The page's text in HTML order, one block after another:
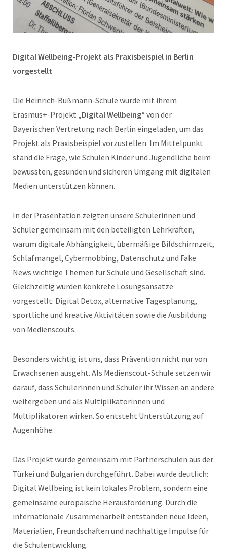
Digital Wellbeing-Projekt als Praxisbeispiel in Berlin
vorgestellt
Die Heinrich-Bußmann-Schule wurde mit ihrem
Erasmus+-Projekt „Digital Wellbeing“ von der
Bayerischen Vertretung nach Berlin eingeladen, um das
Projekt als Praxisbeispiel vorzustellen. Im Mittelpunkt
stand die Frage, wie Schulen Kinder und Jugendliche beim
bewussten, gesunden und sicheren Umgang mit digitalen
Medien unterstützen können.
In der Präsentation zeigten unsere Schülerinnen und
Schüler gemeinsam mit den beteiligten Lehrkräften,
warum digitale Abhängigkeit, übermäßige Bildschirmzeit,
Schlafmangel, Cybermobbing, Datenschutz und Fake
News wichtige Themen für Schule und Gesellschaft sind.
Gleichzeitig wurden konkrete Lösungsansätze
vorgestellt: Digital Detox, alternative Tagesplanung,
sportliche und kreative Aktivitäten sowie die Ausbildung
von Medienscouts.
Besonders wichtig ist uns, dass Prävention nicht nur von
Erwachsenen ausgeht. Als Medienscout-Schule setzen wir
darauf, dass Schülerinnen und Schüler ihr Wissen an andere
weitergeben und als Multiplikatorinnen und
Multiplikatoren wirken. So entsteht Unterstützung auf
Augenhöhe.
Das Projekt wurde gemeinsam mit Partnerschulen aus der
Türkei und Bulgarien durchgeführt. Dabei wurde deutlich:
Digital Wellbeing ist kein lokales Problem, sondern eine
gemeinsame europäische Herausforderung. Durch die
internationale Zusammenarbeit entstanden neue Ideen,
Materialien, Freundschaften und nachhaltige Impulse für
die Schulentwicklung.